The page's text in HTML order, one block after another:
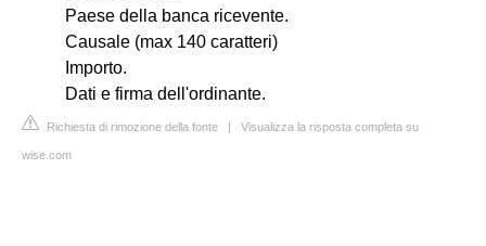
Paese della banca ricevente.
Causale (max 140 caratteri)
Importo.
Dati e firma dell'ordinante.
Richiesta di rimozione della fonte | Visualizza la risposta completa su
wise.com